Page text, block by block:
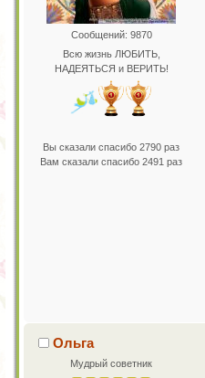
Сообщений: 9870
Всю жизнь ЛЮБИТЬ,
НАДЕЯТЬСЯ и ВЕРИТЬ!
Вы сказали спасибо 2790 раз
Вам сказали спасибо 2491 раз
Ольга
Мудрый советник